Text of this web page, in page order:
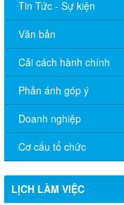
Tin Tức - Sự kiện
Văn bản
Cải cách hành chính
Phản ánh góp ý
Doanh nghiệp
Cơ cấu tổ chức
LỊCH LÀM VIỆC
Lịch làm việc của Chủ
(Từ ngày 03/8/2026 đến
Lịch làm việc của Chủ
(Từ ngày 27/7/2026 đến